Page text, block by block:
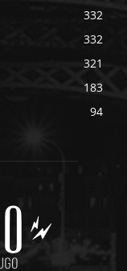
332
332
321
183
94